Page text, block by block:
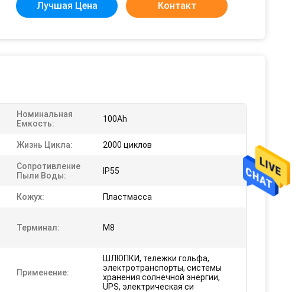
Лучшая Цена Контакт
Номинальная
Емкость:
100Ah
Жизнь Цикла: 2000 циклов
Сопротивление
Пыли Воды:
IP55
Кожух: Пластмасса
Терминал: M8
Применение:
ШЛЮПКИ, тележки гольфа,
электротранспорты, системы
хранения солнечной энергии,
UPS, электрическая си